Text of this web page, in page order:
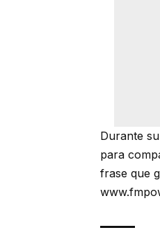
Durante
para
frase que